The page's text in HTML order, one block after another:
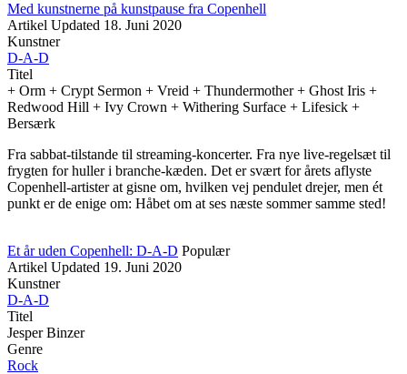
Med kunstnerne på kunstpause fra Copenhell
Artikel Updated 18. Juni 2020
Kunstner
D-A-D
Titel
+ Orm + Crypt Sermon + Vreid + Thundermother + Ghost Iris +
Redwood Hill + Ivy Crown + Withering Surface + Lifesick +
Bersærk
Fra sabbat-tilstande til streaming-koncerter. Fra nye live-regelsæt til
frygten for huller i branche-kæden. Det er svært for årets aflyste
Copenhell-artister at gisne om, hvilken vej pendulet drejer, men ét
punkt er de enige om: Håbet om at ses næste sommer samme sted!
Et år uden Copenhell: D-A-D Populær
Artikel Updated 19. Juni 2020
Kunstner
D-A-D
Titel
Jesper Binzer
Genre
Rock